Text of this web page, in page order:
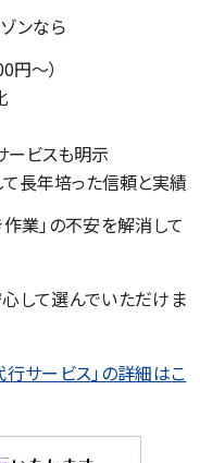
ンなら
円～）
ービスも明示
て長年培った信頼と実績
作業」の不安を解消して
して選んでいただけま
行サービス」の詳細はこ